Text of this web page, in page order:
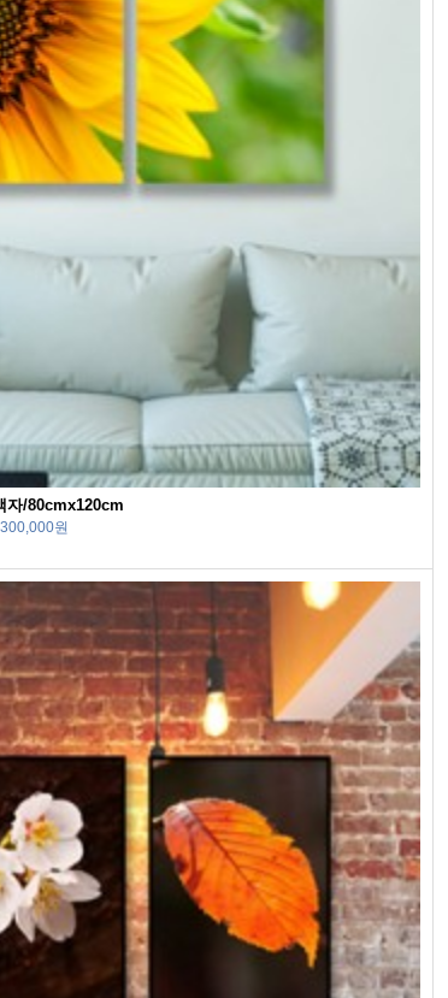
자/80cmx120cm
300,000원